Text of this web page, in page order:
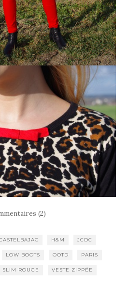
(2)
H&M JCDC
LOW BOOTS OOTD PARIS
SLIM ROUGE VESTE ZIPPÉE